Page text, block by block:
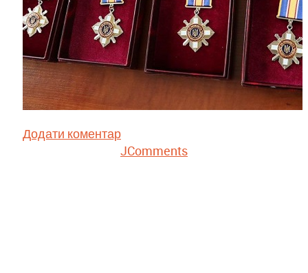
Додати коментар
JComments